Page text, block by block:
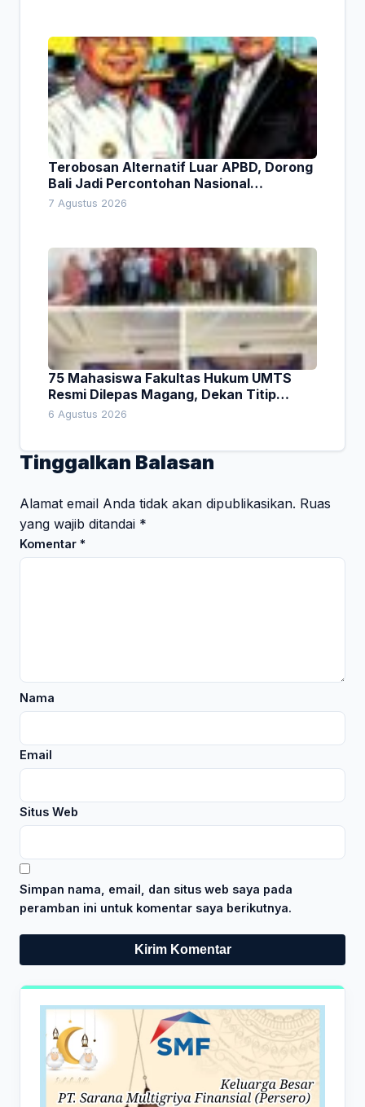
Terobosan Alternatif Luar APBD, Dorong
Bali Jadi Percontohan Nasional
Pembiayaan Daerah
7 Agustus 2026
75 Mahasiswa Fakultas Hukum UMTS
Resmi Dilepas Magang, Dekan Titip
Empat Pesan Penting
6 Agustus 2026
Tinggalkan Balasan
Alamat email Anda tidak akan dipublikasikan. Ruas
yang wajib ditandai *
Komentar *
Nama
Email
Situs Web
Simpan nama, email, dan situs web saya pada
peramban ini untuk komentar saya berikutnya.